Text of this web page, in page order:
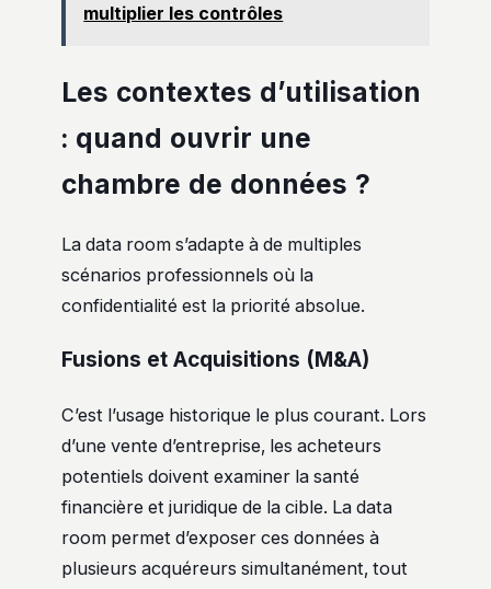
multiplier les contrôles
Les contextes d’utilisation
: quand ouvrir une
chambre de données ?
La data room s’adapte à de multiples
scénarios professionnels où la
confidentialité est la priorité absolue.
Fusions et Acquisitions (M&A)
C’est l’usage historique le plus courant. Lors
d’une vente d’entreprise, les acheteurs
potentiels doivent examiner la santé
financière et juridique de la cible. La data
room permet d’exposer ces données à
plusieurs acquéreurs simultanément, tout